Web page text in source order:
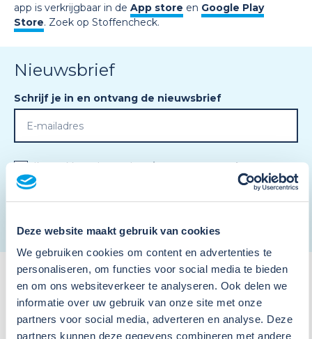
Deze website maakt gebruik van cookies
We gebruiken cookies om content en advertenties te
personaliseren, om functies voor social media te bieden
en om ons websiteverkeer te analyseren. Ook delen we
informatie over uw gebruik van onze site met onze
partners voor social media, adverteren en analyse. Deze
partners kunnen deze gegevens combineren met andere
app is verkrijgbaar in de App store en Google Play
Store. Zoek op Stoffencheck.
Nieuwsbrief
Schrijf je in en ontvang de nieuwsbrief
Ik ga akkoord met deprivacy voorwaardenen
algemene voorwaarden